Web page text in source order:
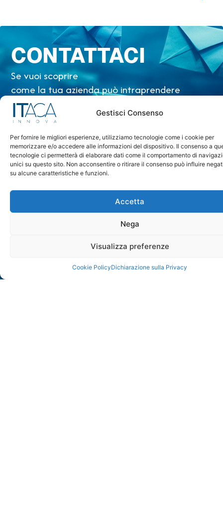
Gestisci Consenso
Per fornire le migliori esperienze, utilizziamo tecnologie come i cookie per
memorizzare e/o accedere alle informazioni del dispositivo. Il consenso a
tecnologie ci permetterà di elaborare dati come il comportamento di
unici su questo sito. Non acconsentire o ritirare il consenso può influire
su alcune caratteristiche e funzioni.
Accetta
Nega
Visualizza preferenze
Cookie PolicyDichiarazione sulla Privacy
CONTATTACI
Se vuoi scoprire
come la tua azienda può intraprendere
un cammino di innovazione
mettiamoci in contatto.
CONTATTI